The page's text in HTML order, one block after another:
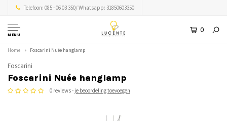
Telefoon: 085 - 06 03 350/ Whatsapp: 31850603350
MENU
0
Home Foscarini Nuée hanglamp
Foscarini
Foscarini Nuée hanglamp
0 reviews - je beoordeling toevoegen